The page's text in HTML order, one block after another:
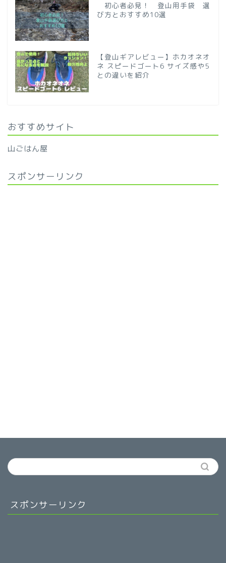
初心者必見！ 登山用手袋 選
び方とおすすめ10選
【登山ギアレビュー】ホカオネオ
ネ スピードゴート6 サイズ感や5
との違いを紹介
おすすめサイト
山ごはん屋
スポンサーリンク
スポンサーリンク